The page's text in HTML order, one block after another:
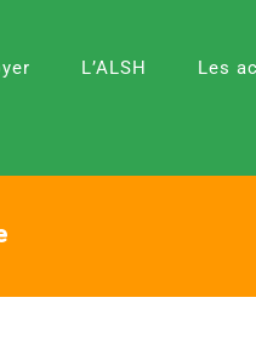
L’ALSH Les